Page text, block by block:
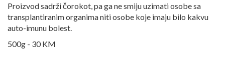
Proizvod sadrži čorokot, pa ga ne smiju uzimati osobe sa
transplantiranim organima niti osobe koje imaju bilo kakvu
auto-imunu bolest.
500g - 30 KM